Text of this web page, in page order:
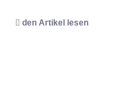
den Artikel lesen